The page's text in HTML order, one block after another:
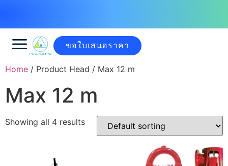
ขอใบเสนอราคา
Home / Product Head / Max 12 m
Max 12 m
Showing all 4 results